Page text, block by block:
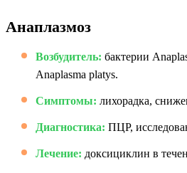
Анаплазмоз
Возбудитель: бактерии
Anaplasma platys.
Симптомы: лихорадка,
Диагностика: ПЦР,
Лечение: доксициклин в